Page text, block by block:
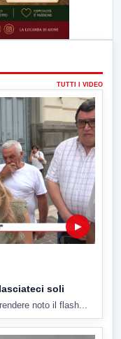
TUTTI I VIDEO
▶
soli
noto il flash...